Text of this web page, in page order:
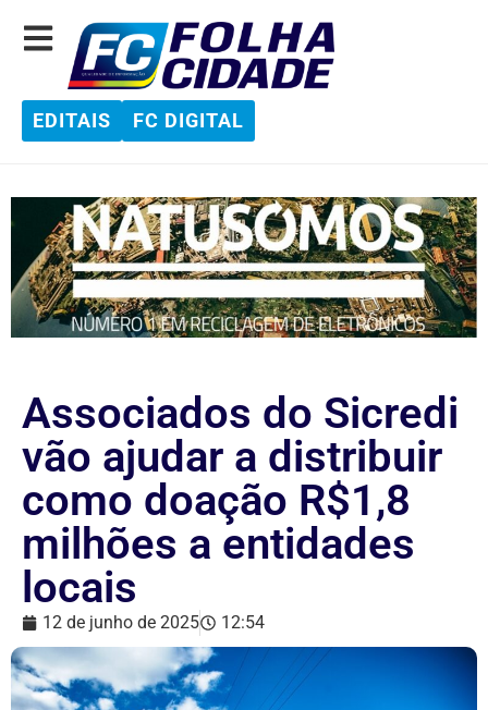
EDITAIS FC DIGITAL
Associados do Sicredi
vão ajudar a distribuir
como doação R$1,8
milhões a entidades
locais
12 de junho de 2025 12:54